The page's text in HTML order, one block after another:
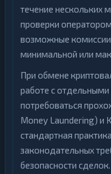
течение нескольких
проверки
возможные комиссии
минимальной или
При обмене
работе с
потребоваться
Money Laundering) и
стандартная
законодательных
безопасности